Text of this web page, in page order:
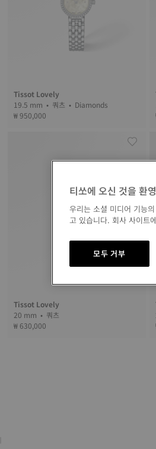
Tissot Lovely
19.5 mm • 쿼츠 • Diamonds
₩ 950,000
Tissot Lovely
20 mm • 쿼츠
₩ 630,000
티쏘에 오신 것을 환
우리는 소셜 미디어 기능
고 있습니다. 회사 사이트
모두 거부